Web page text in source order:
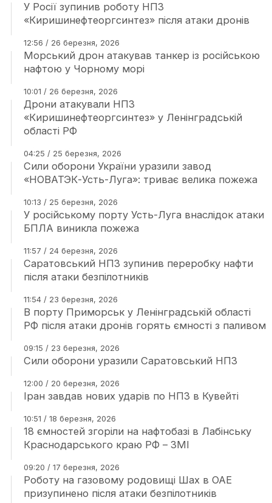
У Росії зупинив роботу НПЗ
«Киришинефтеоргсинтез» після атаки дронів
12:56 / 26 березня, 2026
Морський дрон атакував танкер із російською
нафтою у Чорному морі
10:01 / 26 березня, 2026
Дрони атакували НПЗ
«Киришинефтеоргсинтез» у Ленінградській
області РФ
04:25 / 25 березня, 2026
Сили оборони України уразили завод
«НОВАТЭК-Усть-Луга»: триває велика пожежа
10:13 / 25 березня, 2026
У російському порту Усть-Луга внаслідок атаки
БПЛА виникла пожежа
11:57 / 24 березня, 2026
Саратовський НПЗ зупинив переробку нафти
після атаки безпілотників
11:54 / 23 березня, 2026
В порту Приморськ у Ленінградській області
РФ після атаки дронів горять ємності з паливом
09:15 / 23 березня, 2026
Сили оборони уразили Саратовський НПЗ
12:00 / 20 березня, 2026
Іран завдав нових ударів по НПЗ в Кувейті
10:51 / 18 березня, 2026
18 ємностей згоріли на нафтобазі в Лабінську
Краснодарського краю РФ – ЗМІ
09:20 / 17 березня, 2026
Роботу на газовому родовищі Шах в ОАЕ
призупинено після атаки безпілотників